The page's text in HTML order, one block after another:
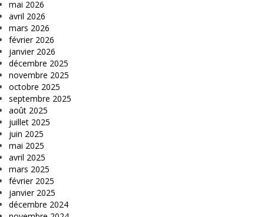
mai 2026
avril 2026
mars 2026
février 2026
janvier 2026
décembre 2025
novembre 2025
octobre 2025
septembre 2025
août 2025
juillet 2025
juin 2025
mai 2025
avril 2025
mars 2025
février 2025
janvier 2025
décembre 2024